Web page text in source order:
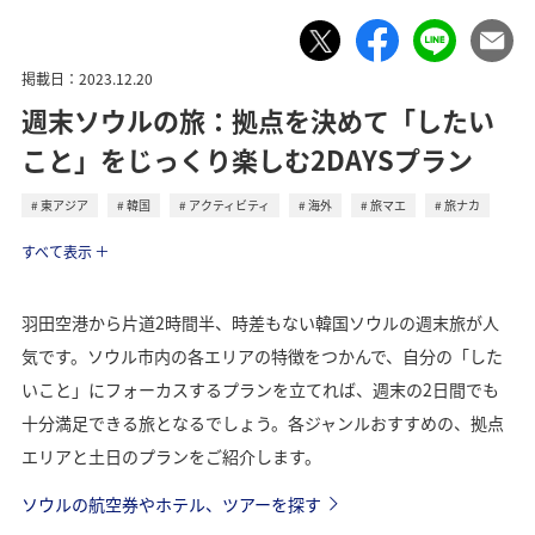
掲載日：2023.12.20
週末ソウルの旅：拠点を決めて「したい
こと」をじっくり楽しむ2DAYSプラン
東アジア 韓国 アクティビティ 海外 旅マエ
旅ナカ
すべて表示
羽田空港から片道2時間半、時差もない韓国ソウルの週末旅が人
気です。ソウル市内の各エリアの特徴をつかんで、自分の「した
いこと」にフォーカスするプランを立てれば、週末の2日間でも
十分満足できる旅となるでしょう。各ジャンルおすすめの、拠点
エリアと土日のプランをご紹介します。
ソウルの航空券やホテル、ツアーを探す